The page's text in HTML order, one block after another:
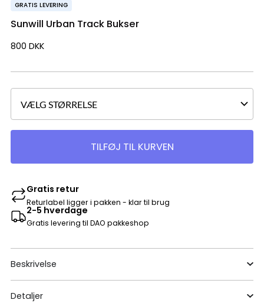
GRATIS LEVERING
Sunwill Urban Track Bukser
800 DKK
TILFØJ TIL KURVEN
Gratis retur
Returlabel ligger i pakken - klar til brug
2-5 hverdage
Gratis levering til DAO pakkeshop
Beskrivelse
Detaljer